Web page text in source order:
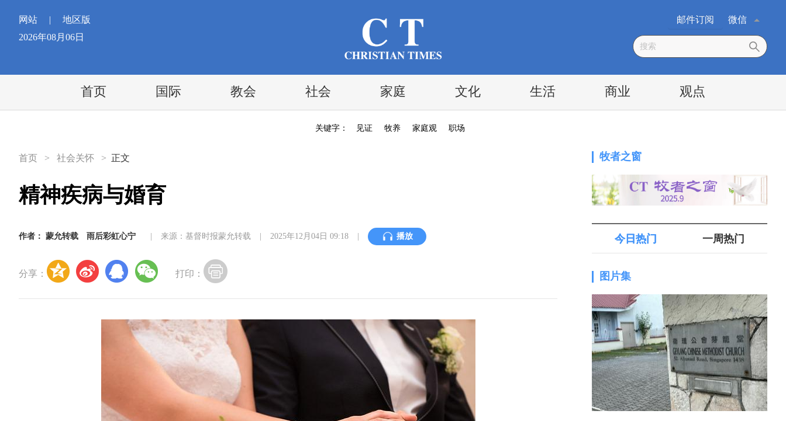
网站 |
地区版
2026年08月06日
微信
邮件订阅
首页 国际 教会 社会 家庭 文化 生活 商业 观点
关键字： 见证 牧养 家庭观 职场
首页 > 社会关怀 > 正文
精神疾病与婚育
作者： 蒙允转载 雨后彩虹心宁 来源：基督时报蒙允转载 2025年12月04日 09:18 播放
分享： 打印：
牧者之窗
今日热门 一周热门
图片集